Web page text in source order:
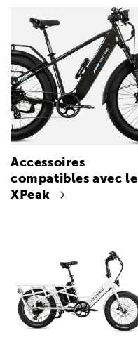
Accessoires
compatibles avec le
XPeak